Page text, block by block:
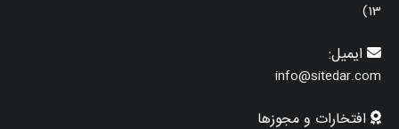
13)
ایمیل:
info@sitedar.com
افتخارات و مجوزها